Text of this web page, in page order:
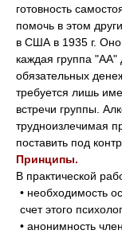
готовность
помочь в этом
в США в 1935 г. Оно
каждая группа "АА"
обязательных
требуется лишь
встречи группы.
трудноизлечимая
поставить под
Принципы.
В практической
• необходимость
счет этого
• анонимность